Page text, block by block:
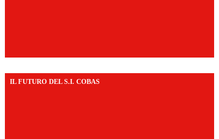
IL FUTURO DEL S.I. COBAS